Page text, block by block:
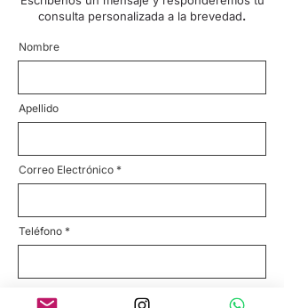
consulta personalizada a la brevedad.
Nombre
Apellido
Correo Electrónico
Teléfono